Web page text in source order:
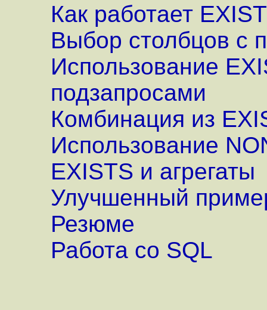
Как работает
Выбор столбцов с
Использование
подзапросами
Комбинация из
Использование
EXISTS и агрегаты
Улучшенный
Резюме
Работа со SQL